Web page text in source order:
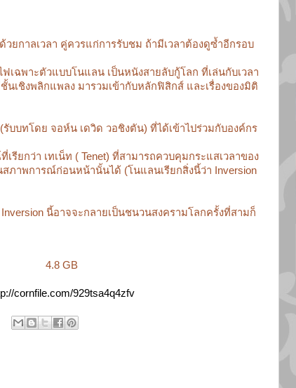
ด้วยกาลเวลา คู่ควรแก่การรับชม ถ้ามีเวลาต้องดูซ้ำอีกรอบ
เฉพาะตัวแบบโนแลน เป็นหนังสายลับกู้โลก ที่เล่นกับเวลา
ชั้นเชิงพลิกแพลง มารวมเข้ากับหลักฟิสิกส์ และเรื่องของมิติ
รับบทโดย จอห์น เดวิด วอชิงตัน) ที่ได้เข้าไปร่วมกับองค์กร
รียกว่า เทเน็ท ( Tenet) ที่สามารถควบคุมกระแสเวลาของ
ภาพการณ์ก่อนหน้านั้นได้ (โนแลนเรียกสิ่งนี้ว่า Inversion
นี้อาจจะกลายเป็นชนวนสงครามโลกครั้งที่สามก็
4.8 GB
cornfile.com/929tsa4q4zfv